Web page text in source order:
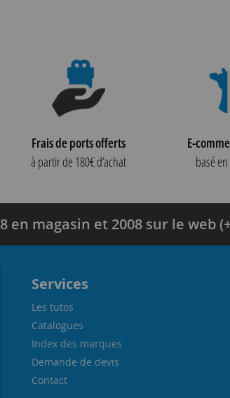
Frais de ports offerts
à partir de 180€ d’achat
E-
basé
en magasin et 2008 sur le web
Services
Les tutos
Catalogues
Index des marques
Demande de devis
Contact